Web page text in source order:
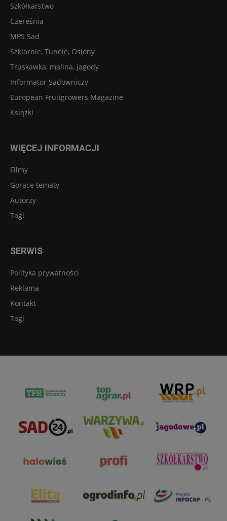
Szkółkarstwo
Czereśnia
MPS Sad
Szklarnie, Tunele, Osłony
Truskawka, malina, jagody
Informator Sadowniczy
European Fruitgrowers Magazine
Książki
WIĘCEJ INFORMACJI
Filmy
Gorące tematy
Autorzy
Tagi
SERWIS
Polityka prywatności
Reklama
Kontakt
Tagi